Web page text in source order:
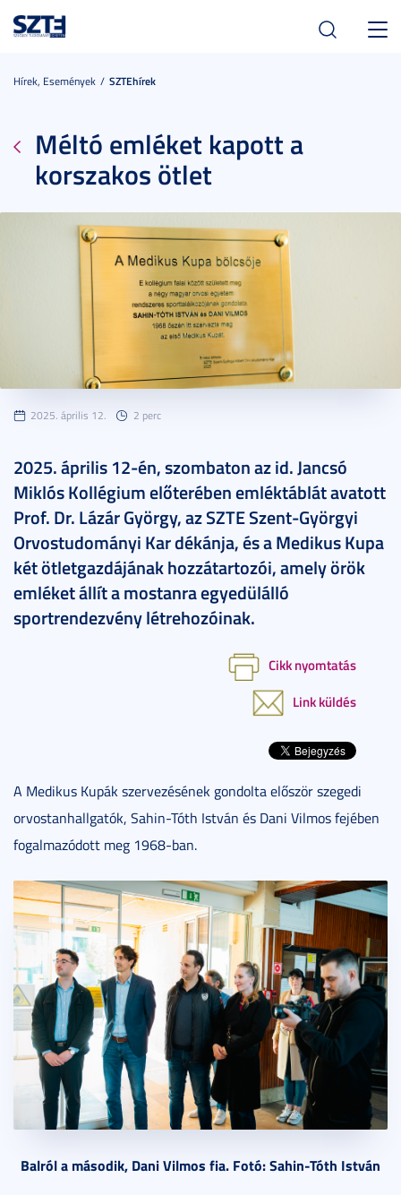
Hírek, Események SZTEhírek
Méltó emléket kapott a
korszakos ötlet
2025. április 12. 2 perc
2025. április 12-én, szombaton az id. Jancsó
Miklós Kollégium előterében emléktáblát avatott
Prof. Dr. Lázár György, az SZTE Szent-Györgyi
Orvostudományi Kar dékánja, és a Medikus Kupa
két ötletgazdájának hozzátartozói, amely örök
emléket állít a mostanra egyedülálló
sportrendezvény létrehozóinak.
Cikk nyomtatás
Link küldés
A Medikus Kupák szervezésének gondolta először szegedi
orvostanhallgatók, Sahin-Tóth István és Dani Vilmos fejében
fogalmazódott meg 1968-ban.
Balról a második, Dani Vilmos fia. Fotó: Sahin-Tóth István